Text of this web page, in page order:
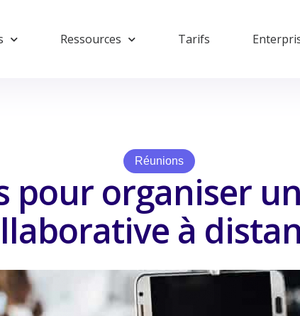
Ressources Tarifs
Réunions
pour organiser
à